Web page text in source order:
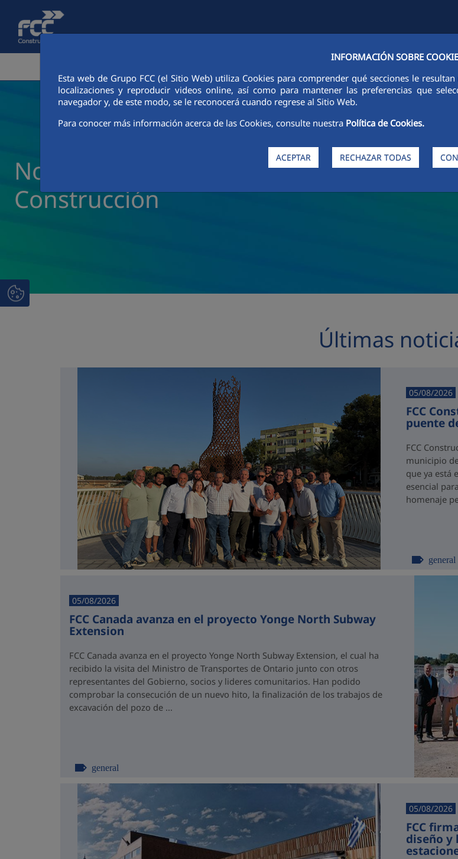
Saltar al contenido principal
INFORMACIÓN SOBRE
Esta web de Grupo FCC (el Sitio Web) utiliza Cookies para comprender qué secciones le
localizaciones y reproducir videos online, así como para mantener las preferencias que
navegador y, de este modo, se le reconocerá cuando regrese al Sitio Web.
Para conocer más información acerca de las Cookies, consulte nuestra Política de Cookies.
ACEPTAR RECHAZAR TODAS
Noticias y actualidad de FCC
Construcción
Últimas
05/08/2026
FCC
puente
FCC
municipio
que ya está
esencial
homenaje
general
05/08/2026
FCC Canada avanza en el proyecto Yonge North Subway
Extension
FCC Canada avanza en el proyecto Yonge North Subway Extension, el cual ha
recibido la visita del Ministro de Transportes de Ontario junto con otros
representantes del Gobierno, socios y lideres comunitarios. Han podido
comprobar la consecución de un nuevo hito, la finalización de los trabajos de
excavación del pozo de ...
general
05/08/2026
FCC
diseño y